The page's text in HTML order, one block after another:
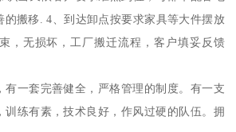
的搬移. 4、到达卸点按要求家具等大件摆放
，无损坏，工厂搬迁流程，客户填妥反馈
有一套完善健全，严格管理的制度。有一支
训练有素，技术良好，作风过硬的队伍。拥